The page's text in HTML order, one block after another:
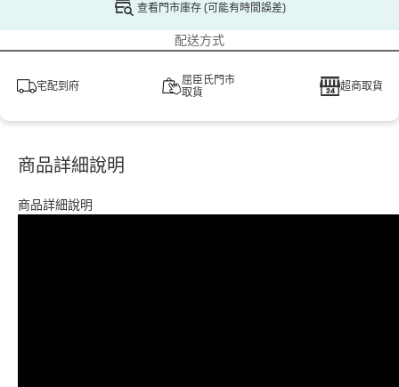
查看門市庫存 (可能有時間誤差)
配送方式
宅配到府
屈臣氏門市
取貨
超商取貨
商品詳細說明
商品詳細說明